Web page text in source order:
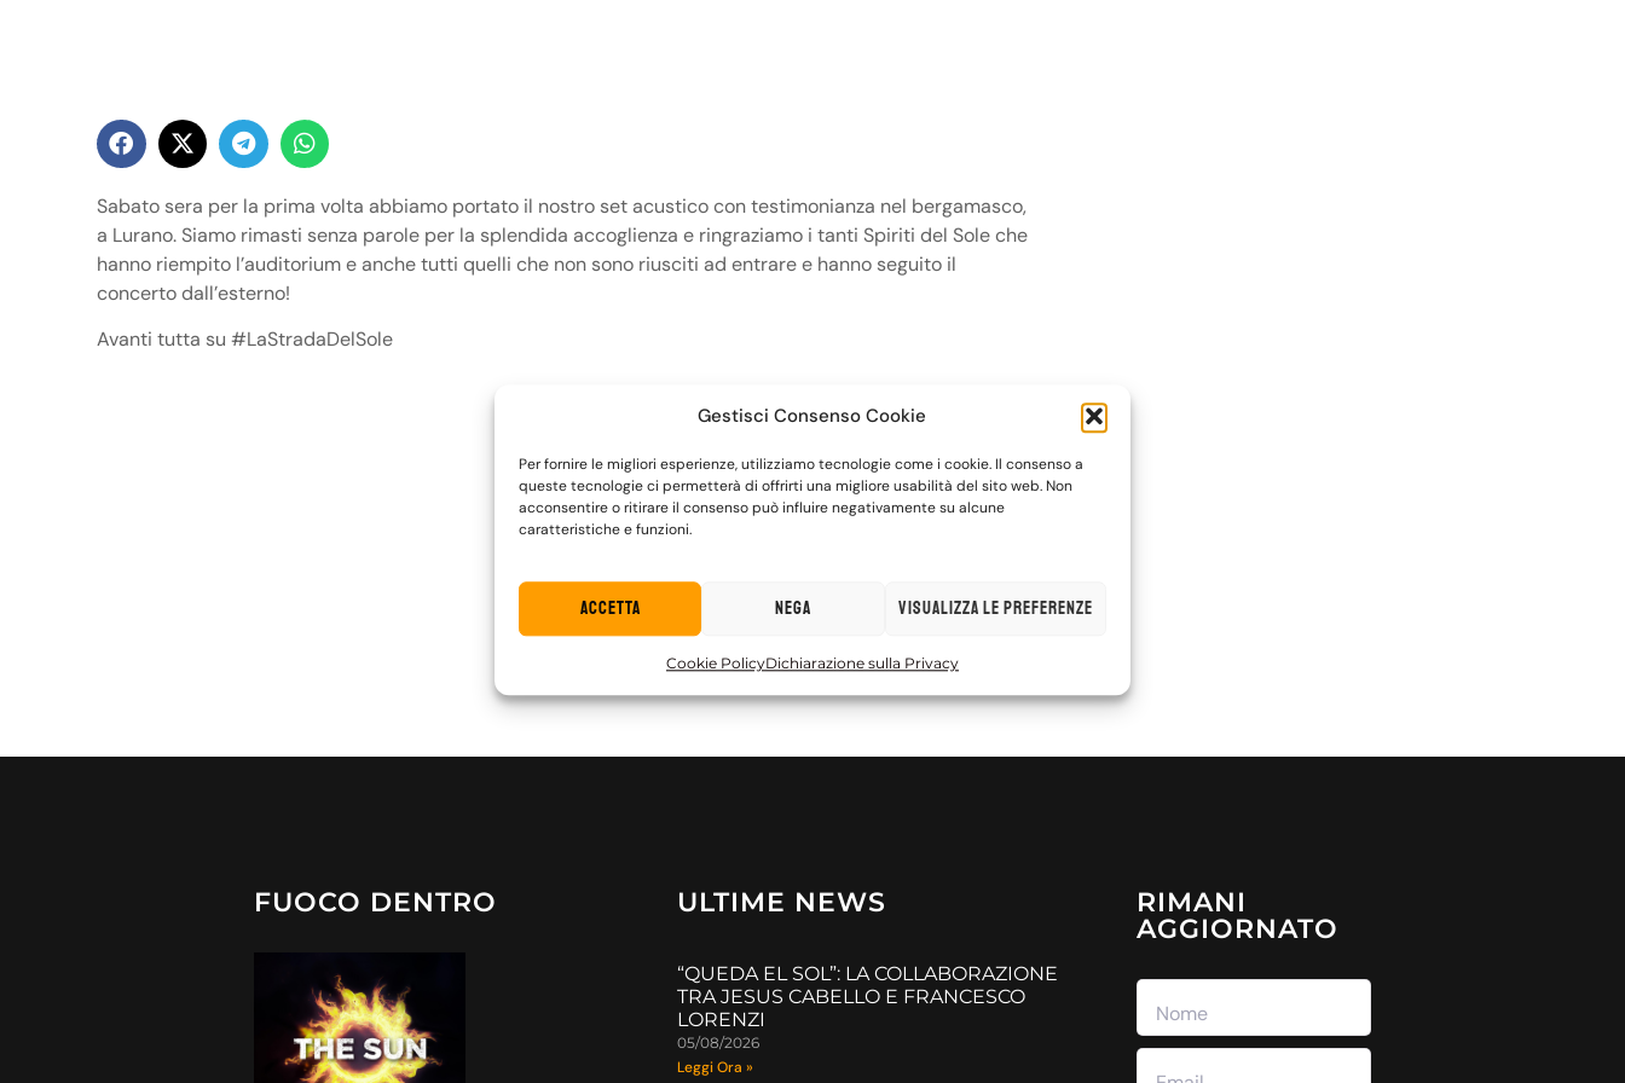
Gestisci Consenso Cookie
Per fornire le migliori esperienze, utilizziamo tecnologie come i cookie. Il consenso a
queste tecnologie ci permetterà di offrirti una migliore usabilità del sito web. Non
acconsentire o ritirare il consenso può influire negativamente su alcune
caratteristiche e funzioni.
Accetta Nega Visualizza le preferenze
Cookie PolicyDichiarazione sulla Privacy
Sabato sera per la prima volta abbiamo portato il nostro set acustico con testimonianza nel bergamasco,
a Lurano. Siamo rimasti senza parole per la splendida accoglienza e ringraziamo i tanti Spiriti del Sole che
hanno riempito l’auditorium e anche tutti quelli che non sono riusciti ad entrare e hanno seguito il
concerto dall’esterno!
Avanti tutta su #LaStradaDelSole
FUOCO DENTRO ULTIME NEWS
“QUEDA EL SOL”: LA COLLABORAZIONE
TRA JESUS CABELLO E FRANCESCO
LORENZI
05/08/2026
Leggi Ora »
RIMANI
AGGIORNATO